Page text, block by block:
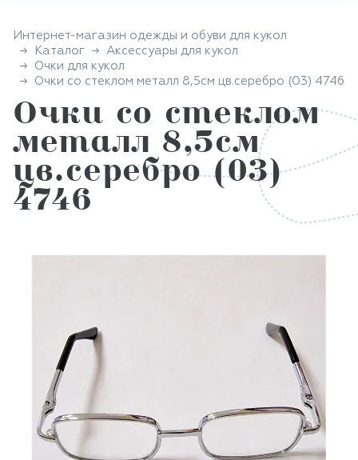
Интернет-магазин одежды и обуви для кукол
Каталог
Аксессуары для кукол
Очки для кукол
Очки со стеклом металл 8,5см цв.серебро (03) 4746
Очки со стеклом
металл 8,5см
цв.серебро (03)
4746